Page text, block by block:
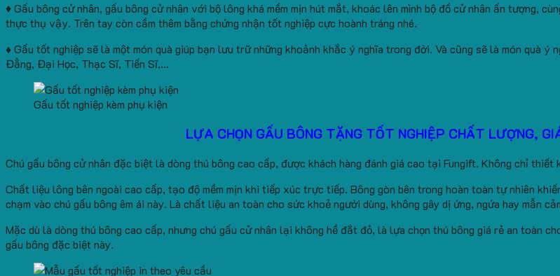
♦ Gấu bông cử nhân, gấu bông cử nhân với bộ lông khá mềm mịn hút mắt, khoác lên mình bộ đồ cử nhân ấn tượng,
thực thụ vậy. Trên tay còn cầm thêm bằng chứng nhận tốt nghiệp cực hoành tráng nhé.
♦Gấu tốt nghiệp sẽ là một món quà giúp bạn lưu trữ những khoảnh khắc ý nghĩa trong đời. Và cũng sẽ là món quà
Đẳng, Đại Học, Thạc Sĩ, Tiến Sĩ,…
Gấu tốt nghiệp kèm phụ kiện
LỰA CHỌN GẤU BÔNG TẶNG TỐT NGHIỆP CHẤT LƯỢNG,
Chú gấu bông cử nhân đặc biệt là dòng thú bông cao cấp, được khách hàng đánh giá cao tại Fungift. Không chỉ
Chất liệu lông bên ngoài cao cấp, tạo độ mềm mịn khi tiếp xúc trực tiếp. Bông gòn bên trong hoàn toàn tự nhiên
chạm vào chú gấu bông êm ái này. Là chất liệu an toàn cho sức khoẻ người dùng, không gây dị ứng, ngứa hay mẫn
Mặc dù là dòng thú bông cao cấp, nhưng chú gấu cử nhân lại không hề đắt đỏ, là lựa chọn thú bông giá rẻ an toàn
gấu bông đặc biệt này.